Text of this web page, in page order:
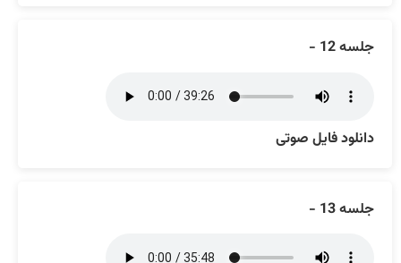
جلسه 12 -
دانلود فایل صوتی
جلسه 13 -